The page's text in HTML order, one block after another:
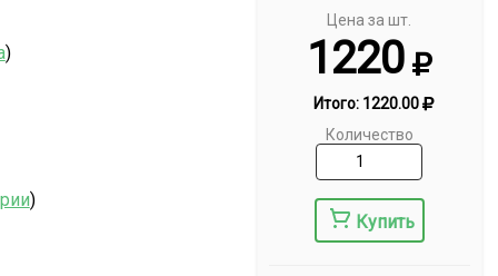
Цена за шт.
1220
Итого: 1220.00
Количество
Купить
)
)